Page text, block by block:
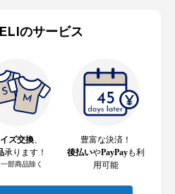
のサービス
ズ交換
承ります！
部商品除く
豊富な決済！
後払いやPayPayも利
用可能